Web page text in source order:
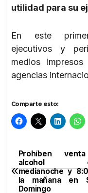
utilidad para su
En este
ejecutivos y
medios
agencias
Comparte esto:
de
Prohíben
alcohol
medianoche y
la mañana en
Domingo